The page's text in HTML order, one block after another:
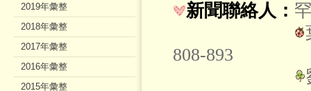
新聞聯絡人：
808-893
2019年彙整
2018年彙整
2017年彙整
2016年彙整
2015年彙整